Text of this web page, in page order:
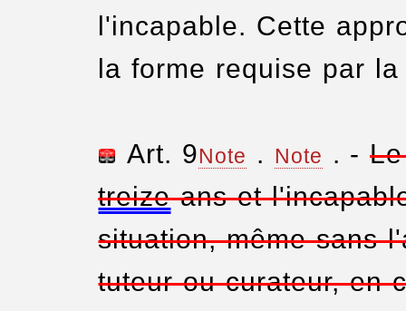
l'incapable. Cette
la forme requise par
Art. 9Note . Note . -
treizeans et
situation, même sans
tuteur ou curateur, en